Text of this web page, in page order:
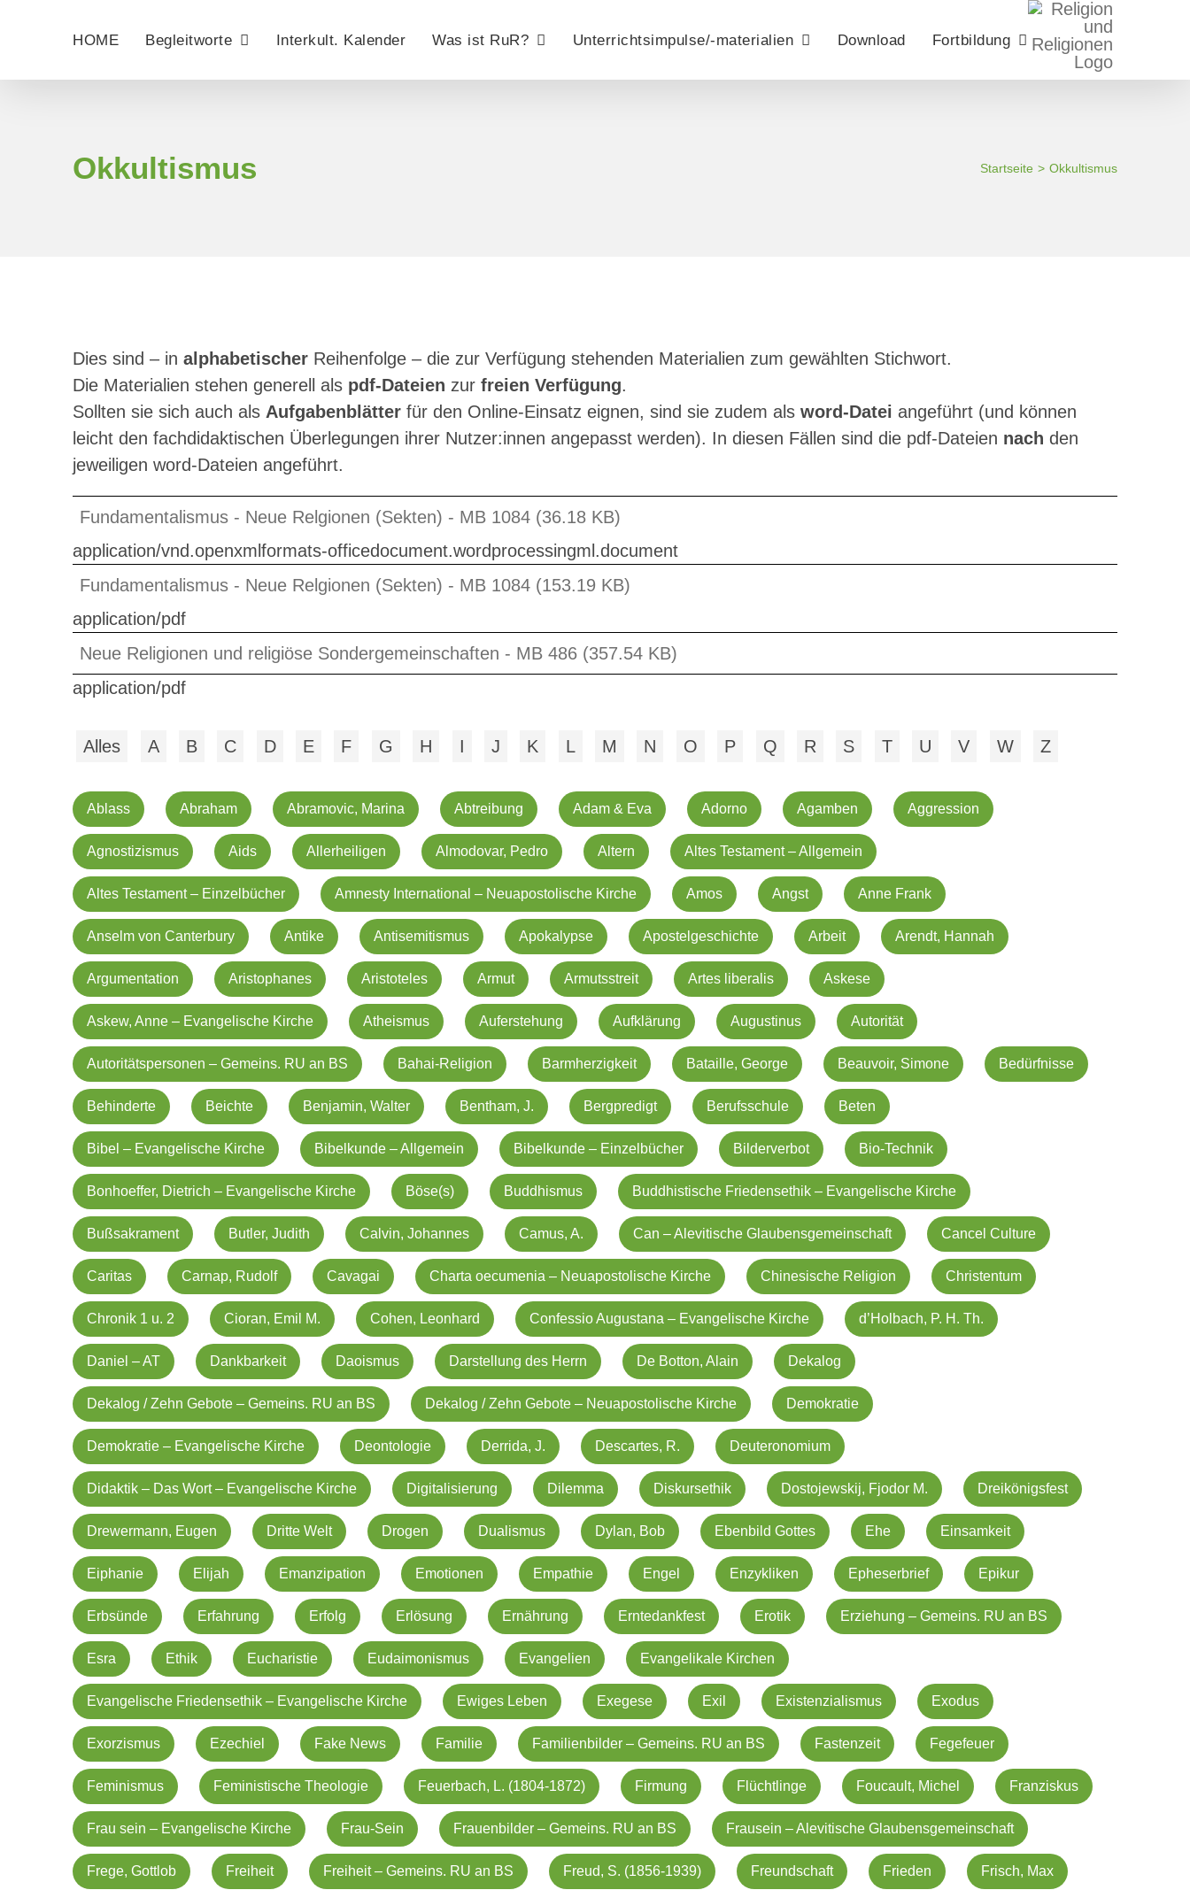
HOME Begleitworte Interkult. Kalender Was ist RuR? Unterrichtsimpulse/-materialien Download Fortbildung
Okkultismus Startseite Okkultismus
Dies sind – in alphabetischer Reihenfolge – die zur Verfügung stehenden Materialien zum gewählten Stichwort.
Die Materialien stehen generell als pdf-Dateien zur freien Verfügung.
Sollten sie sich auch als Aufgabenblätter für den Online-Einsatz eignen, sind sie zudem als word-Datei angeführt (und können
leicht den fachdidaktischen Überlegungen ihrer Nutzer:innen angepasst werden). In diesen Fällen sind die pdf-Dateien nach den
jeweiligen word-Dateien angeführt.
Fundamentalismus - Neue Relgionen (Sekten) - MB 1084 (36.18 KB)
application/vnd.openxmlformats-officedocument.wordprocessingml.document
Fundamentalismus - Neue Relgionen (Sekten) - MB 1084 (153.19 KB)
application/pdf
Neue Religionen und religiöse Sondergemeinschaften - MB 486 (357.54 KB)
application/pdf
Alles A B C D E F G H I J K L M N O P Q R S T U V W Z
Ablass Abraham Abramovic, Marina Abtreibung Adam & Eva Adorno Agamben Aggression
Agnostizismus Aids Allerheiligen Almodovar, Pedro Altern Altes Testament – Allgemein
Altes Testament – Einzelbücher Amnesty International – Neuapostolische Kirche Amos Angst Anne Frank
Anselm von Canterbury Antike Antisemitismus Apokalypse Apostelgeschichte Arbeit Arendt, Hannah
Argumentation Aristophanes Aristoteles Armut Armutsstreit Artes liberalis Askese
Askew, Anne – Evangelische Kirche Atheismus Auferstehung Aufklärung Augustinus Autorität
Autoritätspersonen – Gemeins. RU an BS Bahai-Religion Barmherzigkeit Bataille, George Beauvoir, Simone Bedürfnisse
Behinderte Beichte Benjamin, Walter Bentham, J. Bergpredigt Berufsschule Beten
Bibel – Evangelische Kirche Bibelkunde – Allgemein Bibelkunde – Einzelbücher Bilderverbot Bio-Technik
Bonhoeffer, Dietrich – Evangelische Kirche Böse(s) Buddhismus Buddhistische Friedensethik – Evangelische Kirche
Bußsakrament Butler, Judith Calvin, Johannes Camus, A. Can – Alevitische Glaubensgemeinschaft Cancel Culture
Caritas Carnap, Rudolf Cavagai Charta oecumenia – Neuapostolische Kirche Chinesische Religion Christentum
Chronik 1 u. 2 Cioran, Emil M. Cohen, Leonhard Confessio Augustana – Evangelische Kirche d’Holbach, P. H. Th.
Daniel – AT Dankbarkeit Daoismus Darstellung des Herrn De Botton, Alain Dekalog
Dekalog / Zehn Gebote – Gemeins. RU an BS Dekalog / Zehn Gebote – Neuapostolische Kirche Demokratie
Demokratie – Evangelische Kirche Deontologie Derrida, J. Descartes, R. Deuteronomium
Didaktik – Das Wort – Evangelische Kirche Digitalisierung Dilemma Diskursethik Dostojewskij, Fjodor M. Dreikönigsfest
Drewermann, Eugen Dritte Welt Drogen Dualismus Dylan, Bob Ebenbild Gottes Ehe Einsamkeit
Eiphanie Elijah Emanzipation Emotionen Empathie Engel Enzykliken Epheserbrief Epikur
Erbsünde Erfahrung Erfolg Erlösung Ernährung Erntedankfest Erotik Erziehung – Gemeins. RU an BS
Esra Ethik Eucharistie Eudaimonismus Evangelien Evangelikale Kirchen
Evangelische Friedensethik – Evangelische Kirche Ewiges Leben Exegese Exil Existenzialismus Exodus
Exorzismus Ezechiel Fake News Familie Familienbilder – Gemeins. RU an BS Fastenzeit Fegefeuer
Feminismus Feministische Theologie Feuerbach, L. (1804-1872) Firmung Flüchtlinge Foucault, Michel Franziskus
Frau sein – Evangelische Kirche Frau-Sein Frauenbilder – Gemeins. RU an BS Frausein – Alevitische Glaubensgemeinschaft
Frege, Gottlob Freiheit Freiheit – Gemeins. RU an BS Freud, S. (1856-1939) Freundschaft Frieden Frisch, Max